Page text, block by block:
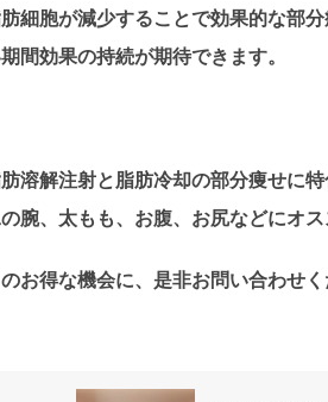
細胞が減少することで効果的な部
間効果の持続が期待できます。
溶解注射と脂肪冷却の部分痩せに
腕、太もも、お腹、お尻などにオ
お得な機会に、是非お問い合わせ